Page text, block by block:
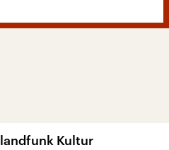
Kultur